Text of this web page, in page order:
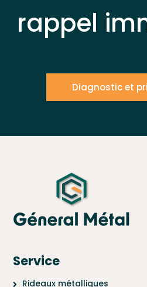
rappel
Diagnostic et
Service
Rideaux métalliques